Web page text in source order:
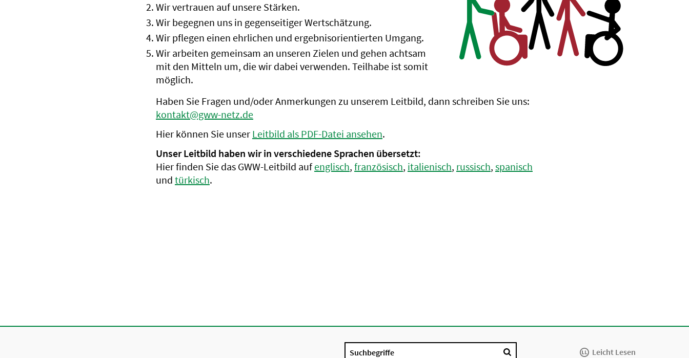
Wir vertrauen auf unsere Stärken.
Wir begegnen uns in gegenseitiger Wertschätzung.
Wir pflegen einen ehrlichen und ergebnisorientierten Umgang.
Wir arbeiten gemeinsam an unseren Zielen und gehen achtsam
mit den Mitteln um, die wir dabei verwenden. Teilhabe ist somit
möglich.
Haben Sie Fragen und/oder Anmerkungen zu unserem Leitbild, dann schreiben Sie uns:
kontakt@gww-netz.de
Hier können Sie unser Leitbild als PDF-Datei ansehen.
Unser Leitbild haben wir in verschiedene Sprachen übersetzt:
Hier finden Sie das GWW-Leitbild aufenglisch, französisch, italienisch, russisch, spanisch
und türkisch.
Suchbegriffe Leicht Lesen